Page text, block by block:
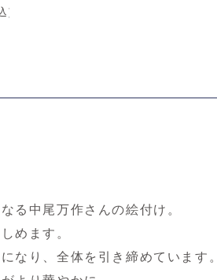
る中尾万作さんの絵付け。
めます。
なり、全体を引き締めています。